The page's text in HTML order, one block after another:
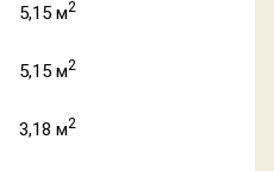
5,15 м2
5,15 м2
3,18 м2